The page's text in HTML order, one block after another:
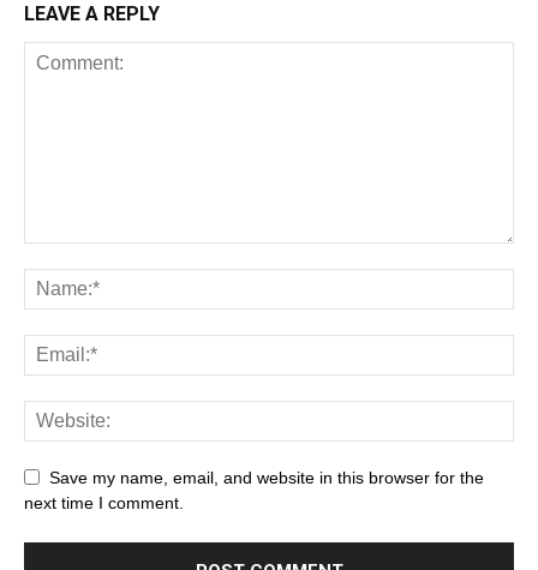
LEAVE A REPLY
Save my name, email, and website in this browser for the
next time I comment.